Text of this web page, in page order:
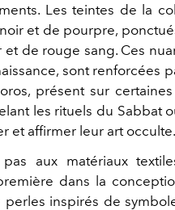
Les teintes de la
et de pourpre,
de rouge sang. Ces
sont renforcées
présent sur
les rituels du Sabbat
et affirmer leur art occulte.
aux matériaux
dans la
inspirés de